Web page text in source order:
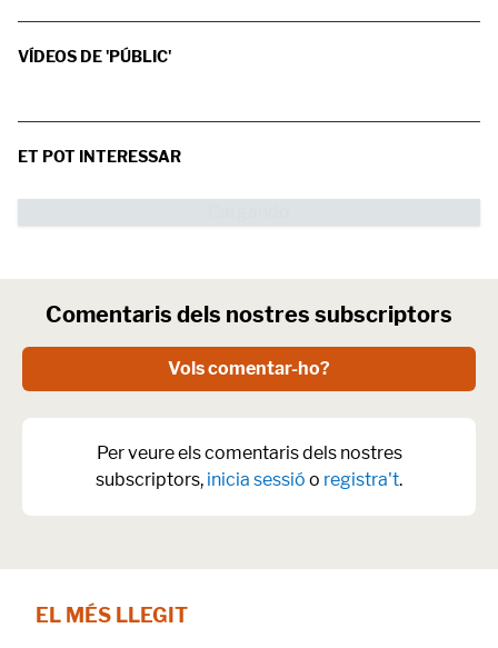
VÍDEOS DE 'PÚBLIC'
ET POT INTERESSAR
Comentaris dels nostres subscriptors
Vols comentar-ho?
Per veure els comentaris dels nostres
subscriptors, inicia sessió o registra't.
EL MÉS LLEGIT